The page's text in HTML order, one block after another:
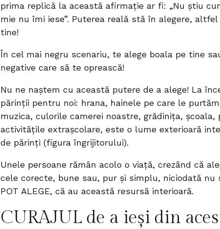
prima replică la această afirmație ar fi: „Nu știu
mie nu îmi iese”. Puterea reală stă în alegere,
tine!
În cel mai negru scenariu, te alege boala pe tine
negative care să te oprească!
Nu ne naștem cu această putere de a alege! La
părinții pentru noi: hrana, hainele pe care le
muzica, culorile camerei noastre, grădinița, școala,
activitățile extrașcolare, este o lume exterioară
de părinți (figura îngrijitorului).
Unele persoane rămân acolo o viață, crezând că
cele corecte, bune sau, pur și simplu, niciodată nu
POT ALEGE, că au această resursă interioară.
CURAJUL de a ieși din